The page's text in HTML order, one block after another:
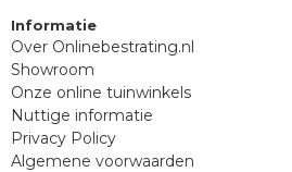
Informatie
Over Onlinebestrating.nl
Showroom
Onze online tuinwinkels
Nuttige informatie
Privacy Policy
Algemene voorwaarden